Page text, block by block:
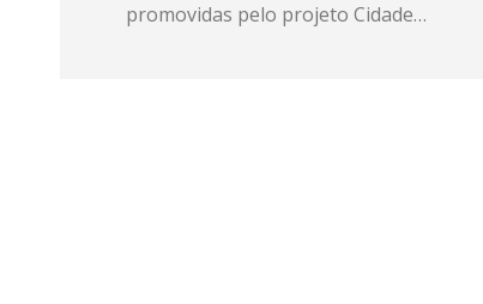
promovidas pelo projeto Cidade…